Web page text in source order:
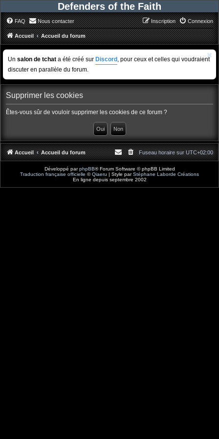
Defenders of the Faith
FAQ Nous contacter Connexion
Inscription
Accueil Accueil du forum
Un salon de tchat a été créé sur Discord , pour ceux et celles qui voudraient
discuter en parallèle du forum.
Supprimer les cookies
Êtes-vous sûr de vouloir supprimer les cookies de ce forum ?
Accueil Accueil du forum Fuseau horaire surUTC+02:00
Développé parphpBB® Forum Software © phpBB Limited
Traduction française officielle ©Qiaeru | Style parStéphane Laborde Créations
En ligne depuis septembre 2002